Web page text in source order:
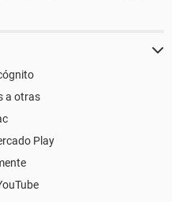
a otras
Play